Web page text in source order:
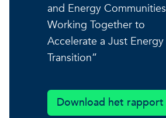
and Energy Communities
Working Together to
Accelerate a Just Energy
Transition”
Download het rapport